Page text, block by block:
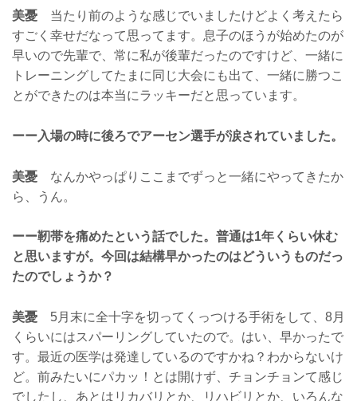
美憂 当たり前のような感じでいましたけどよく考えたら
すごく幸せだなって思ってます。息子のほうが始めたのが
早いので先輩で、常に私が後輩だったのですけど、一緒に
トレーニングしてたまに同じ大会にも出て、一緒に勝つこ
とができたのは本当にラッキーだと思っています。
ーー入場の時に後ろでアーセン選手が涙されていました。
美憂 なんかやっぱりここまでずっと一緒にやってきたか
ら、うん。
ーー靭帯を痛めたという話でした。普通は1年くらい休む
と思いますが。今回は結構早かったのはどういうものだっ
たのでしょうか？
美憂 5月末に全十字を切ってくっつける手術をして、8月
くらいにはスパーリングしていたので。はい、早かったで
す。最近の医学は発達しているのですかね？わからないけ
ど。前みたいにパカッ！とは開けず、チョンチョンて感じ
でしたし、あとはリカバリとか、リハビリとか、いろんな